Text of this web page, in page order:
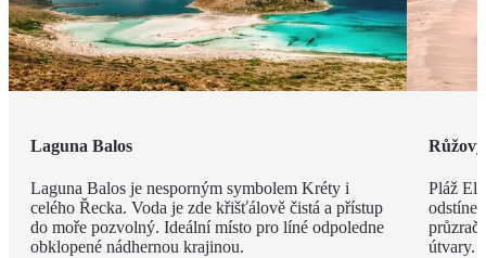
Laguna Balos
Laguna Balos je nesporným symbolem Kréty i
celého Řecka. Voda je zde křišťálově čistá a přístup
do moře pozvolný. Ideální místo pro líné odpoledne
obklopené nádhernou krajinou.
Pláž
útvary.